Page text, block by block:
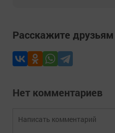
Расскажите друзьям
Нет комментариев